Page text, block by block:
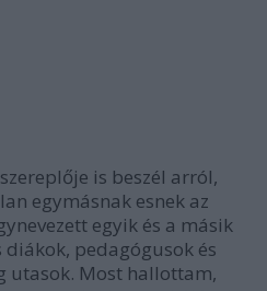
is beszél arról,
egymásnak esnek az
egyik és a másik
pedagógusok és
utasok. Most hallottam,